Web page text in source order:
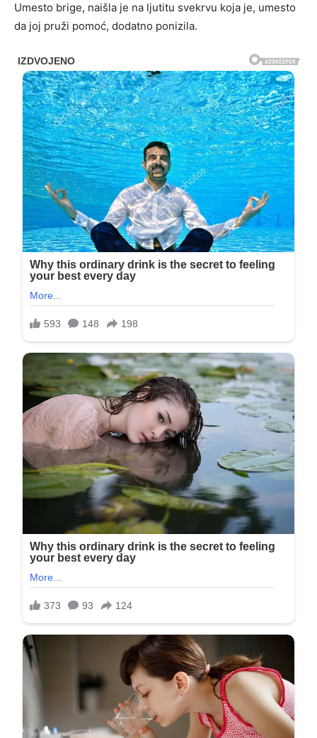
Umesto brige, naišla je na ljutitu svekrvu koja je, umesto
da joj pruži pomoć, dodatno ponizila.